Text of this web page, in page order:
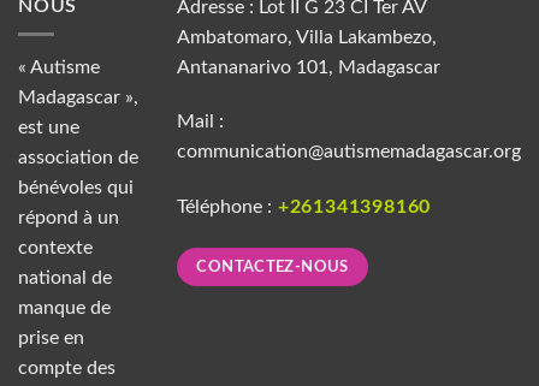
NOUS
« Autisme
Madagascar »,
est une
association de
bénévoles qui
répond à un
contexte
national de
manque de
prise en
compte des
Adresse : Lot II G 23 CI Ter AV
Ambatomaro, Villa Lakambezo,
Antananarivo 101, Madagascar
Mail :
communication@autismemadagascar.org
Téléphone : +261341398160
CONTACTEZ-NOUS